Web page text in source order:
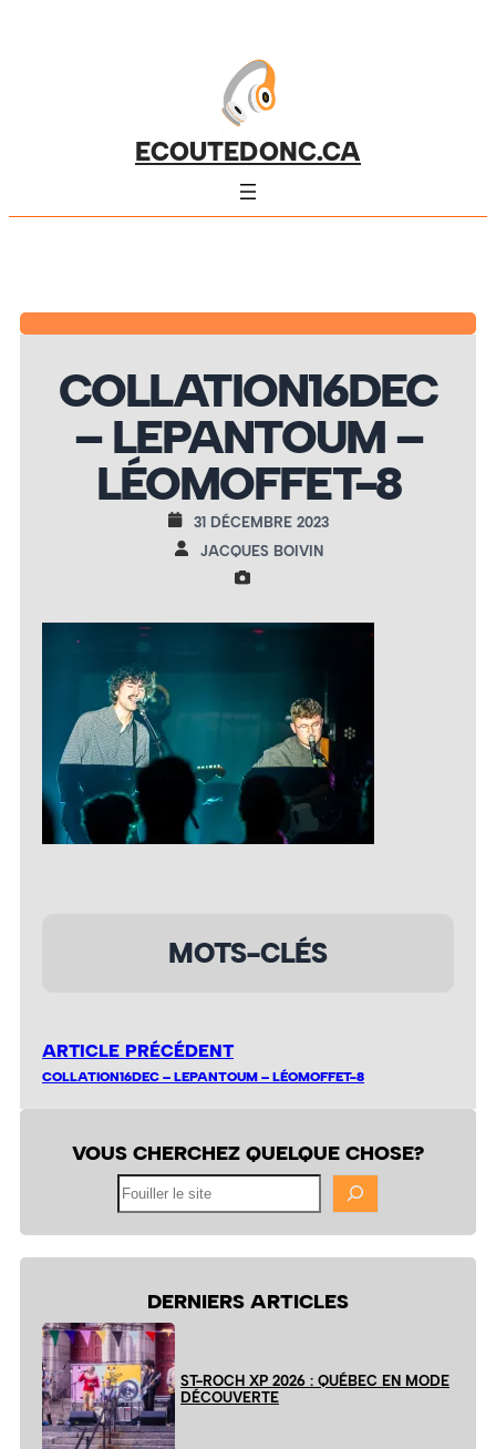
ECOUTEDONC.CA
COLLATION16DEC
– LEPANTOUM –
LÉOMOFFET-8
31 DÉCEMBRE 2023
JACQUES BOIVIN
MOTS-CLÉS
ARTICLE PRÉCÉDENT
COLLATION16DEC – LEPANTOUM – LÉOMOFFET-8
VOUS CHERCHEZ QUELQUE CHOSE?
DERNIERS ARTICLES
ST-ROCH XP 2026 : QUÉBEC EN MODE
DÉCOUVERTE